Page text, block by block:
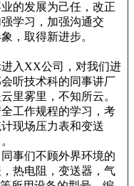
的发展为己任，改正
学习，加强沟通交
，取得新进步。
入XX公司，对我们进
听技术科的同事讲厂
里雾里，不知所云。
工作规程的学习，考
现场压力表和变送
事们不顾外界环境的
热电阻，变送器，气